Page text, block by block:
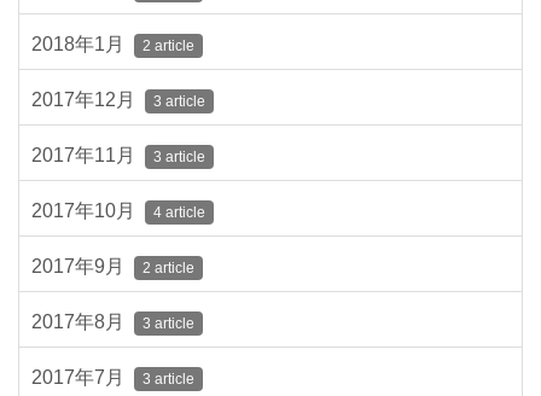
2018年1月 2 article
2017年12月 3 article
2017年11月 3 article
2017年10月 4 article
2017年9月 2 article
2017年8月 3 article
2017年7月 3 article